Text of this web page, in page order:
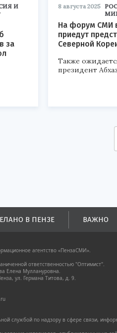
И
за
8 августа 2025
На форум СМИ
приедут
Северной
Также
президент
В ПЕНЗЕ ВАЖНО
агентство «ПензаСМИ».
ответственностью "Оптимист".
Елена Муллануровна.
ул. Германа Титова, д. 9.
службой по надзору в сфере связи,